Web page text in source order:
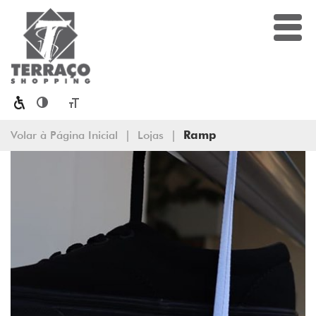
Toggle High Contrast
Toggle Font size
Volar à Página Inicial | Lojas | Ramp